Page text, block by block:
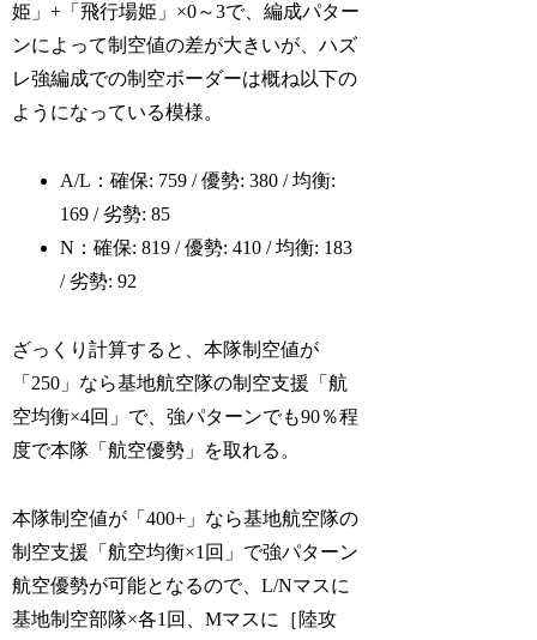
姫」+「飛行場姫」×0～3で、編成パター
ンによって制空値の差が大きいが、ハズ
レ強編成での制空ボーダーは概ね以下の
ようになっている模様。
A/L：確保: 759 / 優勢: 380 / 均衡:
169 / 劣勢: 85
N：確保: 819 / 優勢: 410 / 均衡: 183
/ 劣勢: 92
ざっくり計算すると、本隊制空値が
「250」なら基地航空隊の制空支援「航
空均衡×4回」で、強パターンでも90％程
度で本隊「航空優勢」を取れる。
本隊制空値が「400+」なら基地航空隊の
制空支援「航空均衡×1回」で強パターン
航空優勢が可能となるので、L/Nマスに
基地制空部隊×各1回、Mマスに［陸攻